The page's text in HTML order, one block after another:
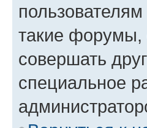
такие форумы,
совершать
специальное